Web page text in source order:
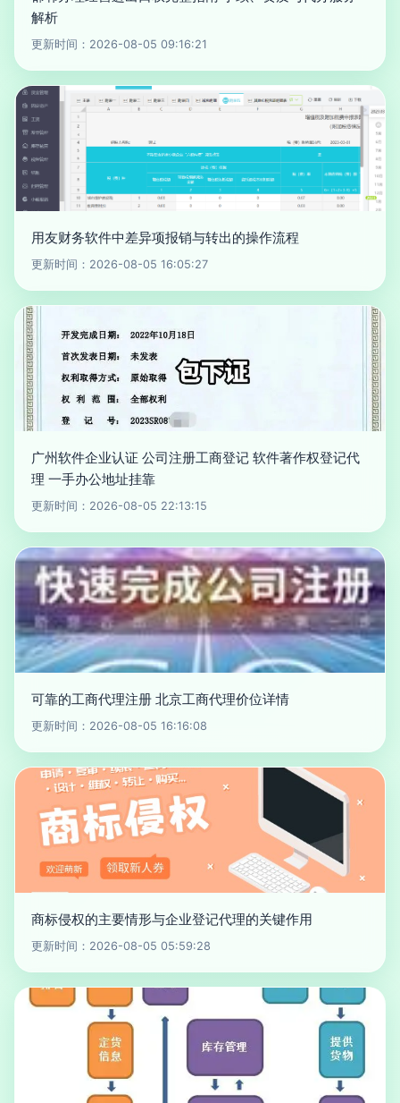
解析
更新时间：2026-08-05 09:16:21
用友财务软件中差异项报销与转出的操作流程
更新时间：2026-08-05 16:05:27
广州软件企业认证 公司注册工商登记 软件著作权登记代
理 一手办公地址挂靠
更新时间：2026-08-05 22:13:15
可靠的工商代理注册 北京工商代理价位详情
更新时间：2026-08-05 16:16:08
商标侵权的主要情形与企业登记代理的关键作用
更新时间：2026-08-05 05:59:28